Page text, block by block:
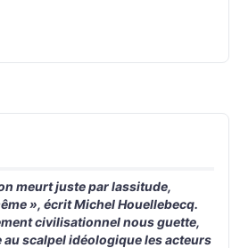
meurt juste par lassitude,
», écrit Michel Houellebecq.
civilisationnel nous guette,
au scalpel idéologique les acteurs